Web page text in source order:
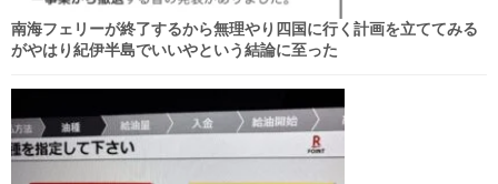
南海フェリーが終了するから無理やり四国に行く計画を立ててみる
がやはり紀伊半島でいいやという結論に至った